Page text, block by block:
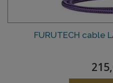
FURUTECH cable